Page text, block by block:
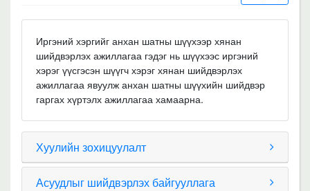
Иргэний хэргийг анхан шатны шүүхээр хянан
шийдвэрлэх ажиллагаа гэдэг нь шүүхээс иргэний
хэрэг үүсгэсэн шүүгч хэрэг хянан шийдвэрлэх
ажиллагаа явуулж анхан шатны шүүхийн шийдвэр
гаргах хүртэлх ажиллагаа хамаарна.
Хуулийн зохицуулалт
Асуудлыг шийдвэрлэх байгууллага